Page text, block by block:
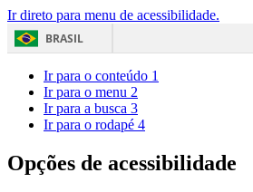
Ir direto para menu de acessibilidade.
BRASIL
Ir para o conteúdo 1
Ir para o menu 2
Ir para a busca 3
Ir para o rodapé 4
Opções de acessibilidade